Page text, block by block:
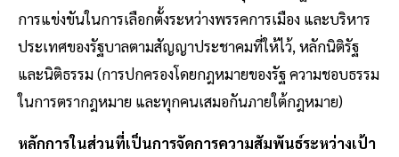
การแข่งขันในการเลือกตั้งระหว่างพรรคการเมือง และบริหาร
ประเทศของรัฐบาลตามสัญญาประชาคมที่ให้ไว้, หลักนิติรัฐ
และนิติธรรม (การปกครองโดยกฎหมายของรัฐ ความชอบธรรม
ในการตรากฎหมาย และทุกคนเสมอกันภายใต้กฎหมาย)
หลักการในส่วนที่เป็นการจัดการความสัมพันธ์ระหว่างเป้า